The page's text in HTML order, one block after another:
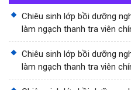
Chiêu sinh lớp bồi dưỡng
làm ngạch thanh tra viên
Chiêu sinh lớp bồi dưỡng
làm ngạch thanh tra viên